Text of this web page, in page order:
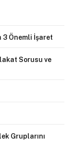
3 Önemli İşaret
Sorusu ve
Gruplarını